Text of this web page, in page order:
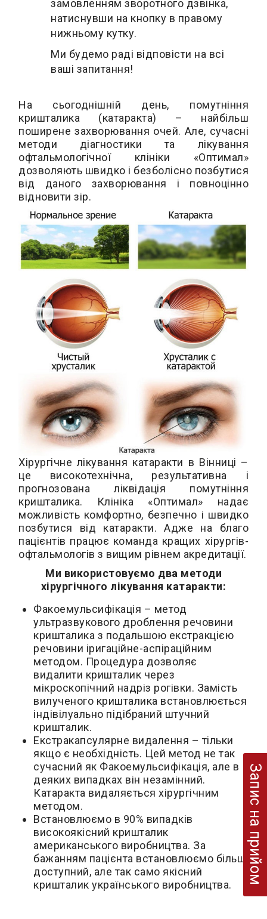
Запис на прийом
замовленням зворотного дзвінка,
натиснувши на кнопку в правому
нижньому кутку.
Ми будемо раді відповісти на всі
ваші запитання!
На сьогоднішній день, помутніння
кришталика (катаракта) – найбільш
поширене захворювання очей. Але, сучасні
методи діагностики та лікування
офтальмологічної клініки «Оптимал»
дозволяють швидко і безболісно позбутися
від даного захворювання і повноцінно
відновити зір.
Хірургічне лікування катаракти в Вінниці –
це високотехнічна, результативна і
прогнозована ліквідація помутніння
кришталика. Клініка «Оптимал» надає
можливість комфортно, безпечно і швидко
позбутися від катаракти. Адже на благо
пацієнтів працює команда кращих хірургів-
офтальмологів з вищим рівнем акредитації.
Ми використовуємо два методи
хірургічного лікування катаракти:
Факоемульсифікація – метод
ультразвукового дроблення речовини
кришталика з подальшою екстракцією
речовини іригаційне-аспіраційним
методом. Процедура дозволяє
видалити кришталик через
мікроскопічний надріз рогівки. Замість
вилученого кришталика встановлюється
індівілуально підібраний штучний
кришталик.
Екстракапсулярне видалення – тільки
якщо є необхідність. Цей метод не так
сучасний як Факоемульсифікація, але в
деяких випадках він незамінний.
Катаракта видаляється хірургічним
методом.
Встановлюємо в 90% випадків
високоякісний кришталик
американського виробництва. За
бажанням пацієнта встановлюємо більш
доступний, але так само якісний
кришталик українського виробництва.